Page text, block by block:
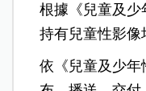
根據《兒童及少
持有兒童性影像
依《兒童及少年